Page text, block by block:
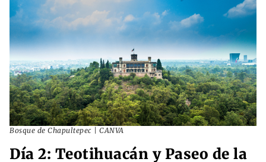
Bosque de Chapultepec | CANVA
Día 2: Teotihuacán y Paseo de la